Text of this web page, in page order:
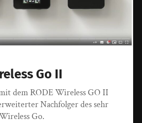
Go II
dem RODE Wireless GO II
Nachfolger des sehr
Go.